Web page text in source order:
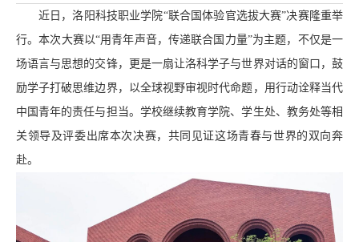
近日，洛阳科技职业学院“联合国体验官选拔大赛”决赛隆重举
行。本次大赛以“用青年声音，传递联合国力量”为主题，不仅是一
场语言与思想的交锋，更是一扇让洛科学子与世界对话的窗口，鼓
励学子打破思维边界，以全球视野审视时代命题，用行动诠释当代
中国青年的责任与担当。学校继续教育学院、学生处、教务处等相
关领导及评委出席本次决赛，共同见证这场青春与世界的双向奔
赴。